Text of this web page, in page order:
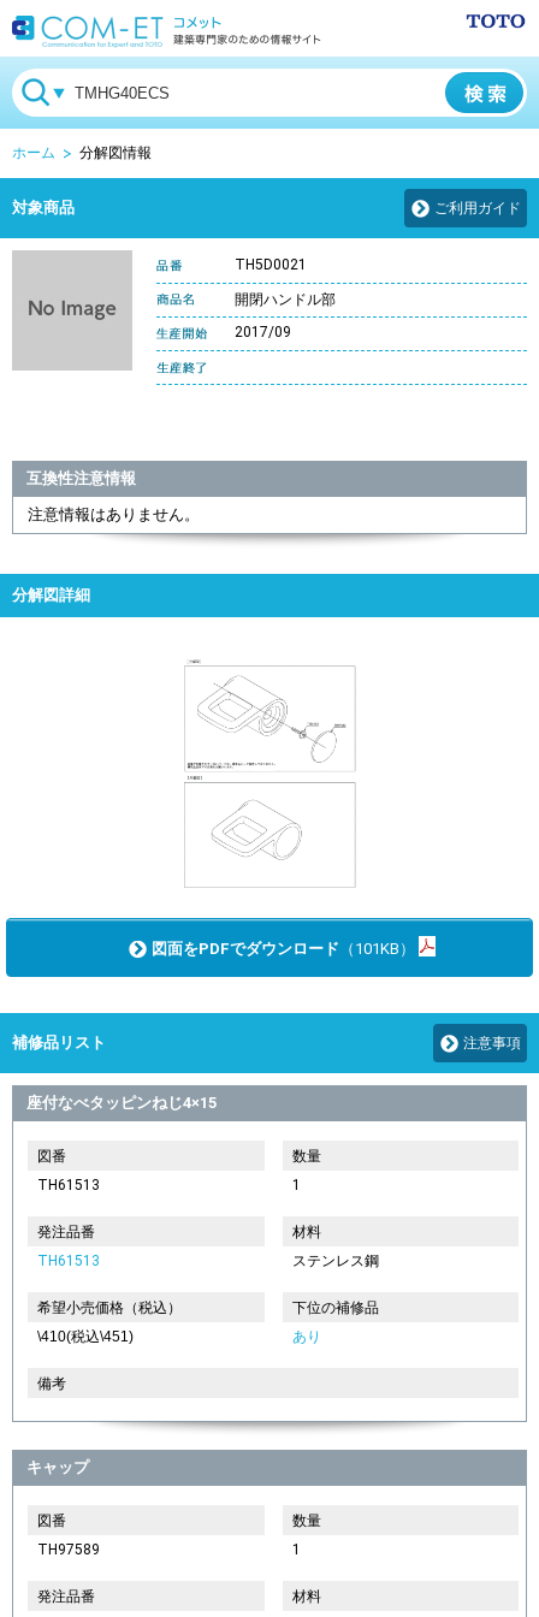
ホーム 分解図情報
対象商品 ご利用ガイド
TH5D0021
開閉ハンドル部
2017/09
互換性注意情報
注意情報はありません。
分解図詳細
図面をPDFでダウンロード （101KB）
補修品リスト 注意事項
座付なべタッピンねじ4×15
図番
TH61513
数量
1
発注品番
TH61513
材料
ステンレス鋼
希望小売価格（税込）
\410(税込\451)
下位の補修品
あり
備考
キャップ
図番
TH97589
数量
1
発注品番
材料